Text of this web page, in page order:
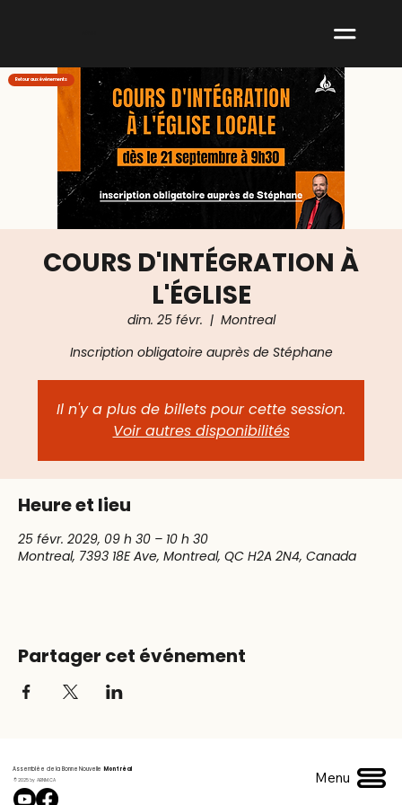
COURS D'INTÉGRATION À
L'ÉGLISE
dim. 25 févr.
  |
Montreal
Inscription obligatoire auprès de Stéphane
Il n'y a plus de billets pour cette session.
Voir autres disponibilités
Heure et lieu
25 févr. 2029, 09 h 30 – 10 h 30
Montreal, 7393 18E Ave, Montreal, QC H2A 2N4, Canada
Partager cet événement
Retour aux événements
Assemblée de la Bonne Nouvelle Montréal
© 2025 by ABNM.CA Menu